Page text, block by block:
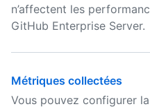
n’affectent les
GitHub Enterprise Server.
Métriques collectées
Vous pouvez configurer